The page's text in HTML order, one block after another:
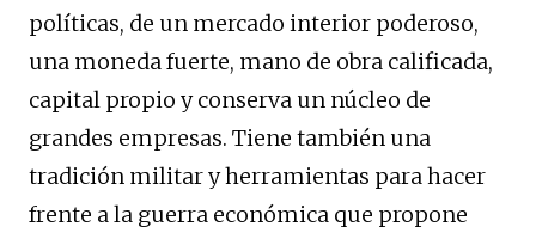
políticas, de un mercado interior poderoso,
una moneda fuerte, mano de obra calificada,
capital propio y conserva un núcleo de
grandes empresas. Tiene también una
tradición militar y herramientas para hacer
frente a la guerra económica que propone